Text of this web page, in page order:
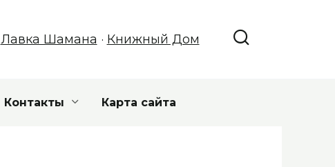
Лавка Шамана · Книжный Дом
Контакты Карта сайта